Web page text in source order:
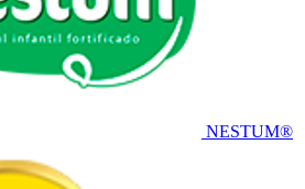
NESTUM®